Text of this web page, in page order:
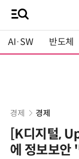
AI·SW 반도체
경제 경제
[K디지털,
에 정보보안